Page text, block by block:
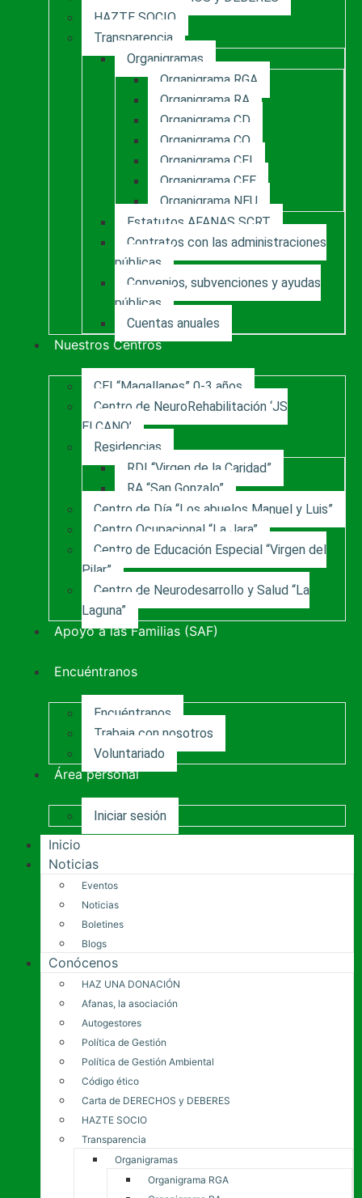
HAZTE SOCIO
Transparencia
Organigramas
Organigrama RGA
Organigrama RA
Organigrama CD
Organigrama CO
Organigrama CEI
Organigrama CEE
Organigrama NEU
Estatutos AFANAS SCRT
Contratos con las administraciones
públicas
Convenios, subvenciones y ayudas
públicas
Cuentas anuales
Nuestros Centros
CEI “Magallanes” 0-3 años
Centro de NeuroRehabilitación ‘JS
ELCANO’
Residencias
RDI “Virgen de la Caridad”
RA “San Gonzalo”
Centro de Día “Los abuelos Manuel y Luis”
Centro Ocupacional “La Jara”
Centro de Educación Especial “Virgen del
Pilar”
Centro de Neurodesarrollo y Salud “La
Laguna”
Apoyo a las Familias (SAF)
Encuéntranos
Encuéntranos
Trabaja con nosotros
Voluntariado
Área personal
Iniciar sesión
Inicio
Noticias
Eventos
Noticias
Boletines
Blogs
Conócenos
HAZ UNA DONACIÓN
Afanas, la asociación
Autogestores
Política de Gestión
Política de Gestión Ambiental
Código ético
Carta de DERECHOS y DEBERES
HAZTE SOCIO
Transparencia
Organigramas
Organigrama RGA